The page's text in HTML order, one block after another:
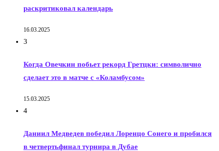
раскритиковал календарь
16.03.2025
3
Когда Овечкин побьет рекорд Гретцки: символично
сделает это в матче с «Коламбусом»
15.03.2025
4
Даниил Медведев победил Лоренцо Сонего и пробился
в четвертьфинал турнира в Дубае